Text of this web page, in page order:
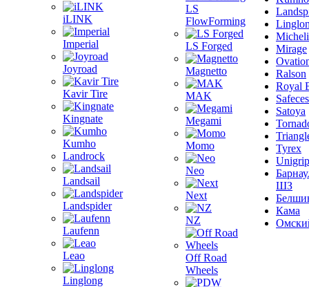
iLINK
Imperial
Joyroad
Kavir Tire
Kingnate
Kumho
Landrock
Landsail
Landspider
Laufenn
Leao
Linglong
LS
FlowForming
LS Forged
Magnetto
MAK
Megami
Momo
Neo
Next
NZ
Off Road
Wheels
Mirage
Ralson
Royal
Satoya
Tyrex
Unigrip
ШЗ
Кама